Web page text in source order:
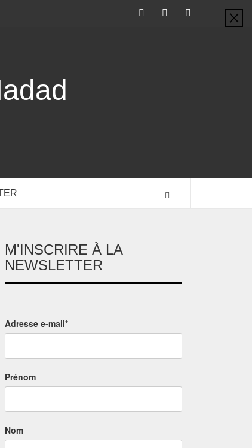
M'INSCRIRE À LA
NEWSLETTER
Adresse e-mail*
Prénom
Nom